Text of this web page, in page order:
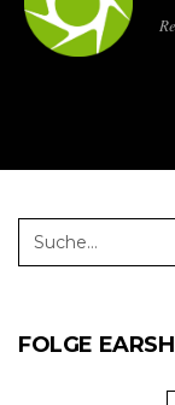
FOLGE